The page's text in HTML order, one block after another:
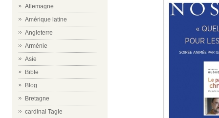
Allemagne
Amérique latine
Angleterre
Arménie
Asie
Bible
Blog
Bretagne
cardinal Tagle